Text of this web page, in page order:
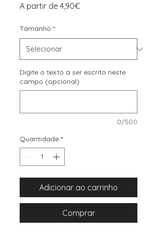
A partir de 4,90€Preço
Tamanho *
Digite o texto a ser escrito neste
campo (opcional)
0/500
Quantidade *
Adicionar ao carrinho
Comprar